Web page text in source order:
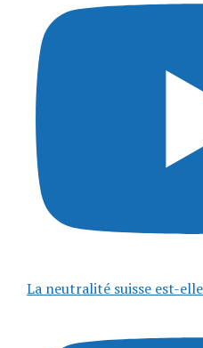
La neutralité suisse est-